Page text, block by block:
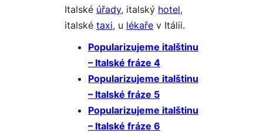
Italské úřady, italský hotel,
italské taxi, u lékaře v Itálii.
Popularizujeme italštinu
– Italské fráze 4
Popularizujeme italštinu
– Italské fráze 5
Popularizujeme italštinu
– Italské fráze 6